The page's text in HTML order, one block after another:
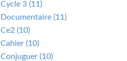
Cycle 3 (11)
Documentaire (11)
Ce2 (10)
Cahier (10)
Conjuguer (10)